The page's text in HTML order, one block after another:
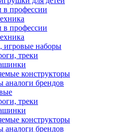
в профессии
в профессии
наборы
треки
конструкторы
аналоги брендов
треки
конструкторы
аналоги брендов